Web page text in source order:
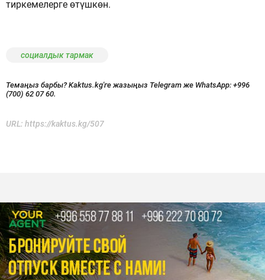
тиркемелерге өтүшкөн.
социалдык тармак
Темаңыз барбы? Kaktus.kg'ге жазыңыз Telegram же WhatsApp: +996
(700) 62 07 60.
URL: https://kaktus.kg/507